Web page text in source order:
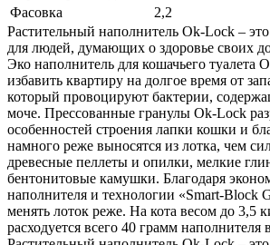
Фасовка
2,2
Растительный наполнитель Ok-Lock –
для людей, думающих о здоровье своих
Эко наполнитель для кошачьего туалета
избавить квартиру на долгое время от
который провоцируют бактерии,
моче. Прессованные гранулы Ok-Lock
особенностей строения лапки кошки и
намного реже выносятся из лотка, чем
древесные пеллеты и опилки, мелкие
бентонитовые камушки. Благодаря
наполнителя и технологии «Smart-Block
менять лоток реже. На кота весом до 3,5
расходуется всего 40 грамм наполнителя